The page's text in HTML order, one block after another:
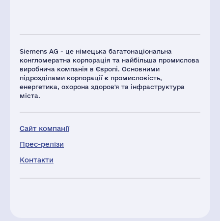
Siemens AG - це німецька багатонаціональна
конгломератна корпорація та найбільша промислова
виробнича компанія в Європі. Основними
підрозділами корпорації є промисловість,
енергетика, охорона здоров'я та інфраструктура
міста.
Сайт компанії
Прес-релізи
Контакти